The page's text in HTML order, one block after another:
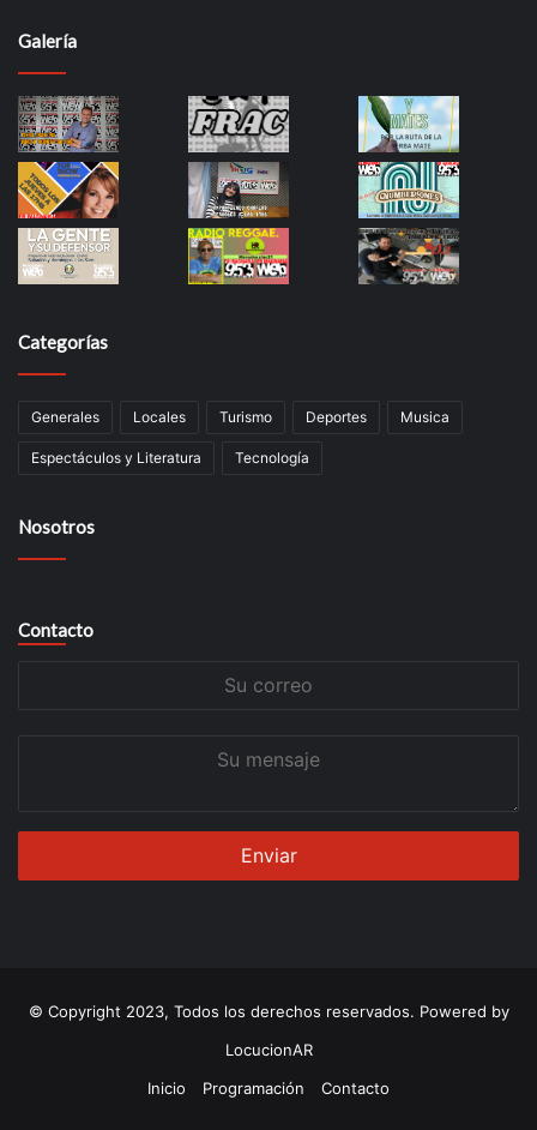
Galería
Categorías
Generales Locales Turismo Deportes Musica
Espectáculos y Literatura Tecnología
Nosotros
Contacto
© Copyright 2023, Todos los derechos reservados. Powered by
LocucionAR
Inicio
Programación Contacto